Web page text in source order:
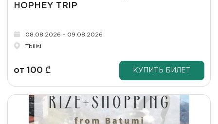
HOPHEY TRIP
08.08.2026 - 09.08.2026
Tbilisi
от 100 ₾ КУПИТЬ БИЛЕТ